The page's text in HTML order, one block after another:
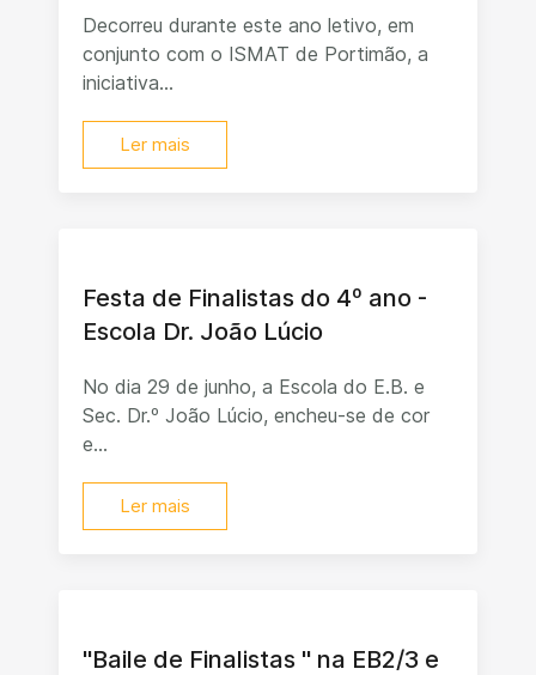
Decorreu durante este ano letivo, em
conjunto com o ISMAT de Portimão, a
iniciativa...
Ler mais
Festa de Finalistas do 4º ano -
Escola Dr. João Lúcio
No dia 29 de junho, a Escola do E.B. e
Sec. Dr.º João Lúcio, encheu-se de cor
e...
Ler mais
"Baile de Finalistas " na EB2/3 e